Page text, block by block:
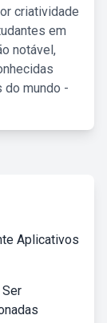
criatividade
em
notável,
mundo -
Aplicativos